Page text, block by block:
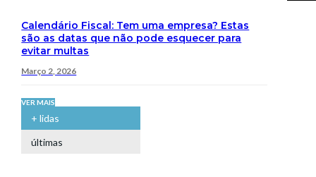
Calendário Fiscal: Tem uma empresa? Estas
são as datas que não pode esquecer para
evitar multas
Março 2, 2026
VER MAIS
+ lidas
últimas